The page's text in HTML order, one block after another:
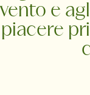
vento e
piacere